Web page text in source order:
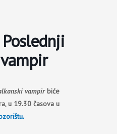
vampirbiće
u 19.30 časova u